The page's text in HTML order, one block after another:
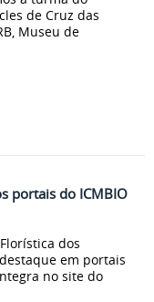
de Cruz das
Museu de
portais do ICMBIO
dos
em portais
no site do